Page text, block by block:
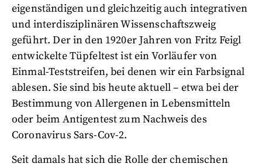
eigenständigen und gleichzeitig auch integrativen
und interdisziplinären Wissenschaftszweig
geführt. Der in den 1920er Jahren von Fritz Feigl
entwickelte Tüpfeltest ist ein Vorläufer von
Einmal-Teststreifen, bei denen wir ein Farbsignal
ablesen. Sie sind bis heute aktuell – etwa bei der
Bestimmung von Allergenen in Lebensmitteln
oder beim Antigentest zum Nachweis des
Coronavirus Sars-Cov-2.
Seit damals hat sich die Rolle der chemischen